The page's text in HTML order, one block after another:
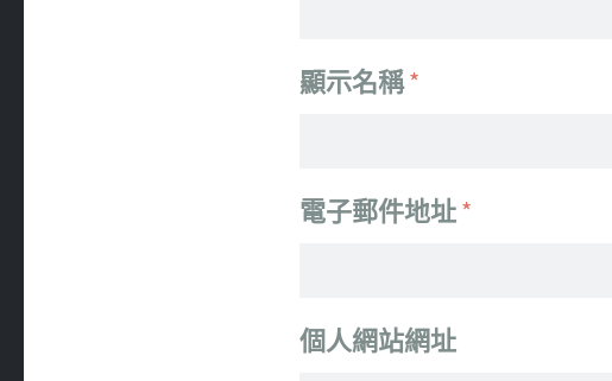
顯示名稱*
電子郵件地址*
個人網站網址